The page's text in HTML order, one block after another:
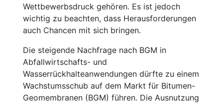
Wettbewerbsdruck gehören. Es ist jedoch
wichtig zu beachten, dass Herausforderungen
auch Chancen mit sich bringen.
Die steigende Nachfrage nach BGM in
Abfallwirtschafts- und
Wasserrückhalteanwendungen dürfte zu einem
Wachstumsschub auf dem Markt für Bitumen-
Geomembranen (BGM) führen. Die Ausnutzung